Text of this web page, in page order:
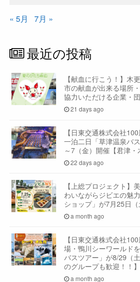
« 5月 7月 »
最近の投稿
【献血に行こう！】木
市の献血が出来る場所
協力いただける企業・
21 days ago
【日東交通株式会社
一泊二日「草津温泉バ
～7（金）開催【君津・
22 days ago
【上総プロジェクト】
わいながらジビエの魅
ショップ」が7月25日（
a month ago
【日東交通株式会社
場・鴨川シーワールド
バスツアー」が8/29（
のグループも歓迎！！】
a month ago